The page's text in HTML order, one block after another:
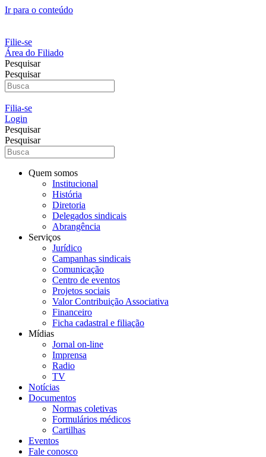
Ir para o conteúdo
Filie-se
Área do Filiado
Pesquisar
Pesquisar
Filia-se
Login
Pesquisar
Pesquisar
Quem somos
Institucional
História
Diretoria
Delegados sindicais
Abrangência
Serviços
Jurídico
Campanhas sindicais
Comunicação
Centro de eventos
Projetos sociais
Valor Contribuição Associativa
Financeiro
Ficha cadastral e filiação
Mídias
Jornal on-line
Imprensa
Radio
TV
Notícias
Documentos
Normas coletivas
Formulários médicos
Cartilhas
Eventos
Fale conosco